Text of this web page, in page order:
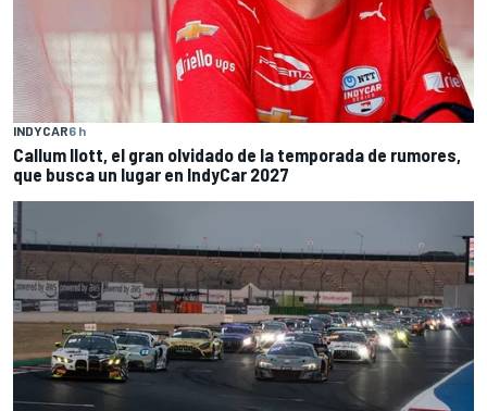
INDYCAR6 h
Callum Ilott, el gran olvidado de la temporada de rumores,
que busca un lugar en IndyCar 2027